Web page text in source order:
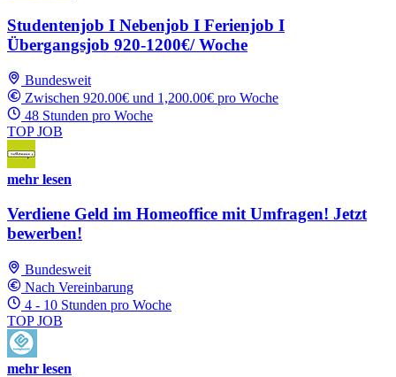
Studentenjob I Nebenjob I Ferienjob I
Übergangsjob 920-1200€/ Woche
Bundesweit
Zwischen 920.00€ und 1,200.00€ pro Woche
48 Stunden pro Woche
TOP JOB
mehr lesen
Verdiene Geld im Homeoffice mit Umfragen! Jetzt
bewerben!
Bundesweit
Nach Vereinbarung
4 - 10 Stunden pro Woche
TOP JOB
mehr lesen